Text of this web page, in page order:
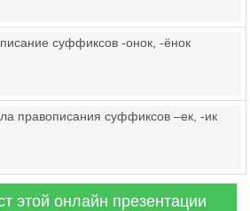
суффиксов -онок, -ёнок
правописания суффиксов –ек, -ик
этой онлайн презентации